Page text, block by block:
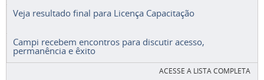
Veja resultado final para Licença Capacitação
Campi recebem encontros para discutir acesso,
permanência e êxito
ACESSE A LISTA COMPLETA